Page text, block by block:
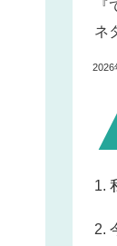
ネ
2026
1.
2.